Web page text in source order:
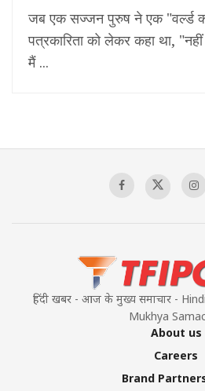
जब एक सज्जन पुरुष ने एक "वर्ल्ड
पत्रकारिता को लेकर कहा था,
मैं ...
हिंदी खबर - आज के मुख्य समाचार -
Mukhya
About us
Careers
Brand